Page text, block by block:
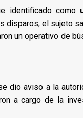
identificado como
disparos, el sujeto
un operativo de
dio aviso a la
a cargo de la